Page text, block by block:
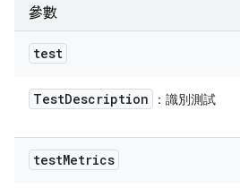
參數
test
TestDescription ：識別測試
testMetrics